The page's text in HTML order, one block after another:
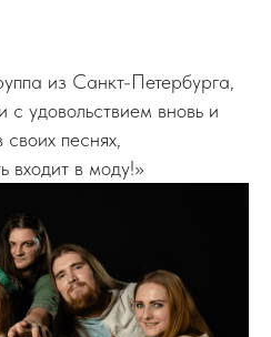
из Санкт-Петербурга,
с удовольствием вновь и
песнях,
входит в моду!»